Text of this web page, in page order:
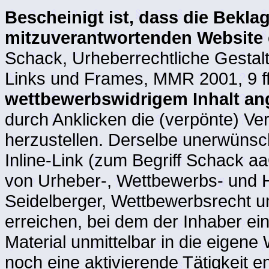
Bescheinigt ist, dass die
mitzuverantwortenden
Schack, Urheberrechtliche
Links und Frames, MMR 2001, 9
wettbewerbswidrigem Inhalt
durch Anklicken die (verpönte)
herzustellen. Derselbe
Inline-Link (zum Begriff Schack
von Urheber-, Wettbewerbs- und
Seidelberger, Wettbewerbsrecht
erreichen, bei dem der Inhaber
Material unmittelbar in die
noch eine aktivierende Tätigkeit